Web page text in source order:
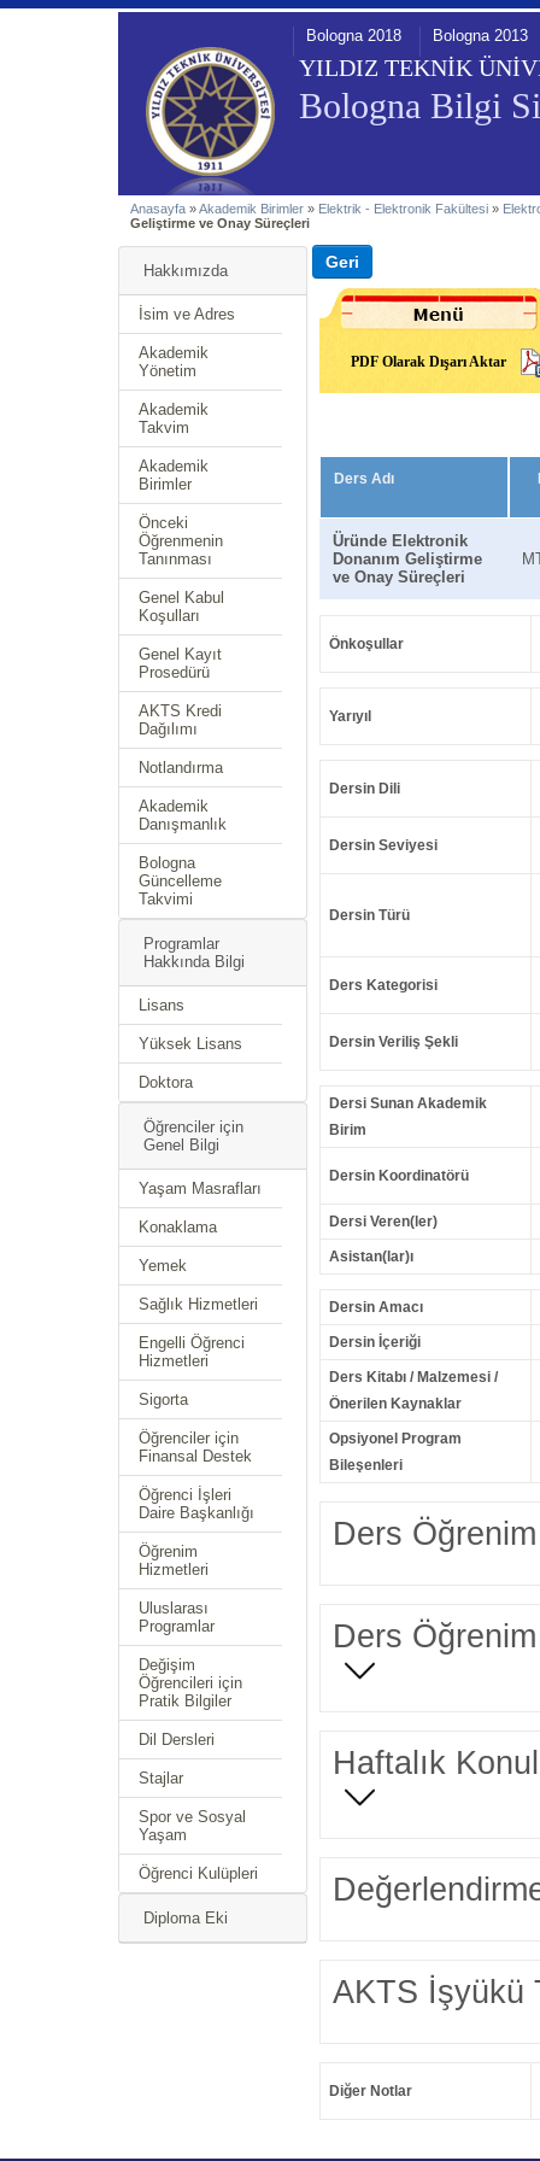
YILDIZ TEKNİK
Bologna Bilgi
Bologna 2018 Bologna 2013
Anasayfa »Akademik Birimler » Elektrik - Elektronik Fakültesi »
Geliştirme ve Onay Süreçleri
Hakkımızda
İsim ve Adres
Akademik
Yönetim
Akademik
Takvim
Akademik
Birimler
Önceki
Öğrenmenin
Tanınması
Genel Kabul
Koşulları
Genel Kayıt
Prosedürü
AKTS Kredi
Dağılımı
Notlandırma
Akademik
Danışmanlık
Bologna
Güncelleme
Takvimi
Programlar
Hakkında Bilgi
Lisans
Yüksek Lisans
Doktora
Öğrenciler için
Genel Bilgi
Yaşam Masrafları
Konaklama
Yemek
Sağlık Hizmetleri
Engelli Öğrenci
Hizmetleri
Sigorta
Öğrenciler için
Finansal Destek
Öğrenci İşleri
Daire Başkanlığı
Öğrenim
Hizmetleri
Uluslarası
Programlar
Değişim
Öğrencileri için
Pratik Bilgiler
Dil Dersleri
Stajlar
Spor ve Sosyal
Yaşam
Öğrenci Kulüpleri
Diploma Eki
PDF Olarak Dışarı Aktar
Ders Adı
Üründe Elektronik
Donanım Geliştirme
ve Onay Süreçleri
Önkoşullar
Yarıyıl
Dersin Dili
Dersin Seviyesi
Dersin Türü
Ders Kategorisi
Dersin Veriliş Şekli
Dersi Sunan Akademik
Birim
Dersin Koordinatörü
Dersi Veren(ler)
Asistan(lar)ı
Dersin Amacı
Dersin İçeriği
Ders Kitabı / Malzemesi /
Önerilen Kaynaklar
Opsiyonel Program
Bileşenleri
Ders Öğrenim
Ders Öğrenim
Haftalık
AKTS İşyükü
Diğer Notlar